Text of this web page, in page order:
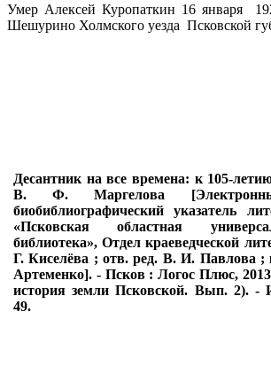
Умер Алексей Куропаткин 16 января
Шешурино Холмского уезда Псковской
Десантник на все времена: к 105-
В. Ф. Маргелова
биобиблиографический указатель
«Псковская областная
библиотека», Отдел краеведческой
Г. Киселёва ; отв. ред. В. И. Павлова ;
Артеменко]. - Псков : Логос Плюс,
история земли Псковской. Вып. 2). -
49.